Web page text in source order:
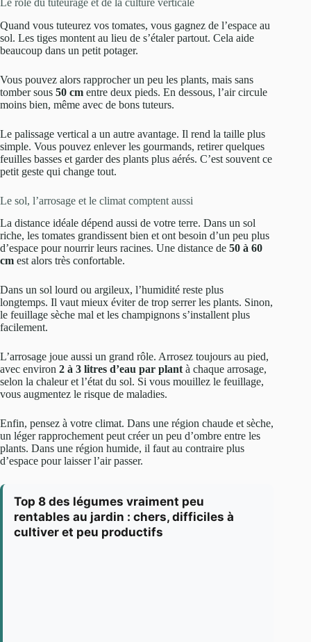
Quand vous tuteurez vos tomates, vous gagnez de l’espace au
sol. Les tiges montent au lieu de s’étaler partout. Cela aide
beaucoup dans un petit potager.
Vous pouvez alors rapprocher un peu les plants, mais sans
tomber sous 50 cm entre deux pieds. En dessous, l’air circule
moins bien, même avec de bons tuteurs.
Le palissage vertical a un autre avantage. Il rend la taille plus
simple. Vous pouvez enlever les gourmands, retirer quelques
feuilles basses et garder des plants plus aérés. C’est souvent ce
petit geste qui change tout.
Le sol, l’arrosage et le climat comptent aussi
La distance idéale dépend aussi de votre terre. Dans un sol
riche, les tomates grandissent bien et ont besoin d’un peu plus
d’espace pour nourrir leurs racines. Une distance de 50 à 60
cm est alors très confortable.
Dans un sol lourd ou argileux, l’humidité reste plus
longtemps. Il vaut mieux éviter de trop serrer les plants. Sinon,
le feuillage sèche mal et les champignons s’installent plus
facilement.
L’arrosage joue aussi un grand rôle. Arrosez toujours au pied,
avec environ 2 à 3 litres d’eau par plantà chaque arrosage,
selon la chaleur et l’état du sol. Si vous mouillez le feuillage,
vous augmentez le risque de maladies.
Enfin, pensez à votre climat. Dans une région chaude et sèche,
un léger rapprochement peut créer un peu d’ombre entre les
plants. Dans une région humide, il faut au contraire plus
d’espace pour laisser l’air passer.
Top 8 des légumes vraiment peu
rentables au jardin : chers, difficiles à
cultiver et peu productifs